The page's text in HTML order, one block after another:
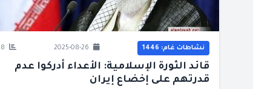
نشاطات غام: 1446
قائد الثورة الإسلامية: الأعداء أدركوا عدم
قدرتهم على إخضاع إيران